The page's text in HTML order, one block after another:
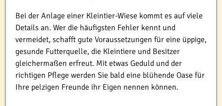
Bei der Anlage einer Kleintier-Wiese kommt es auf viele
Details an. Wer die häufigsten Fehler kennt und
vermeidet, schafft gute Voraussetzungen für eine üppige,
gesunde Futterquelle, die Kleintiere und Besitzer
gleichermaßen erfreut. Mit etwas Geduld und der
richtigen Pflege werden Sie bald eine blühende Oase für
Ihre pelzigen Freunde ihr Eigen nennen können.